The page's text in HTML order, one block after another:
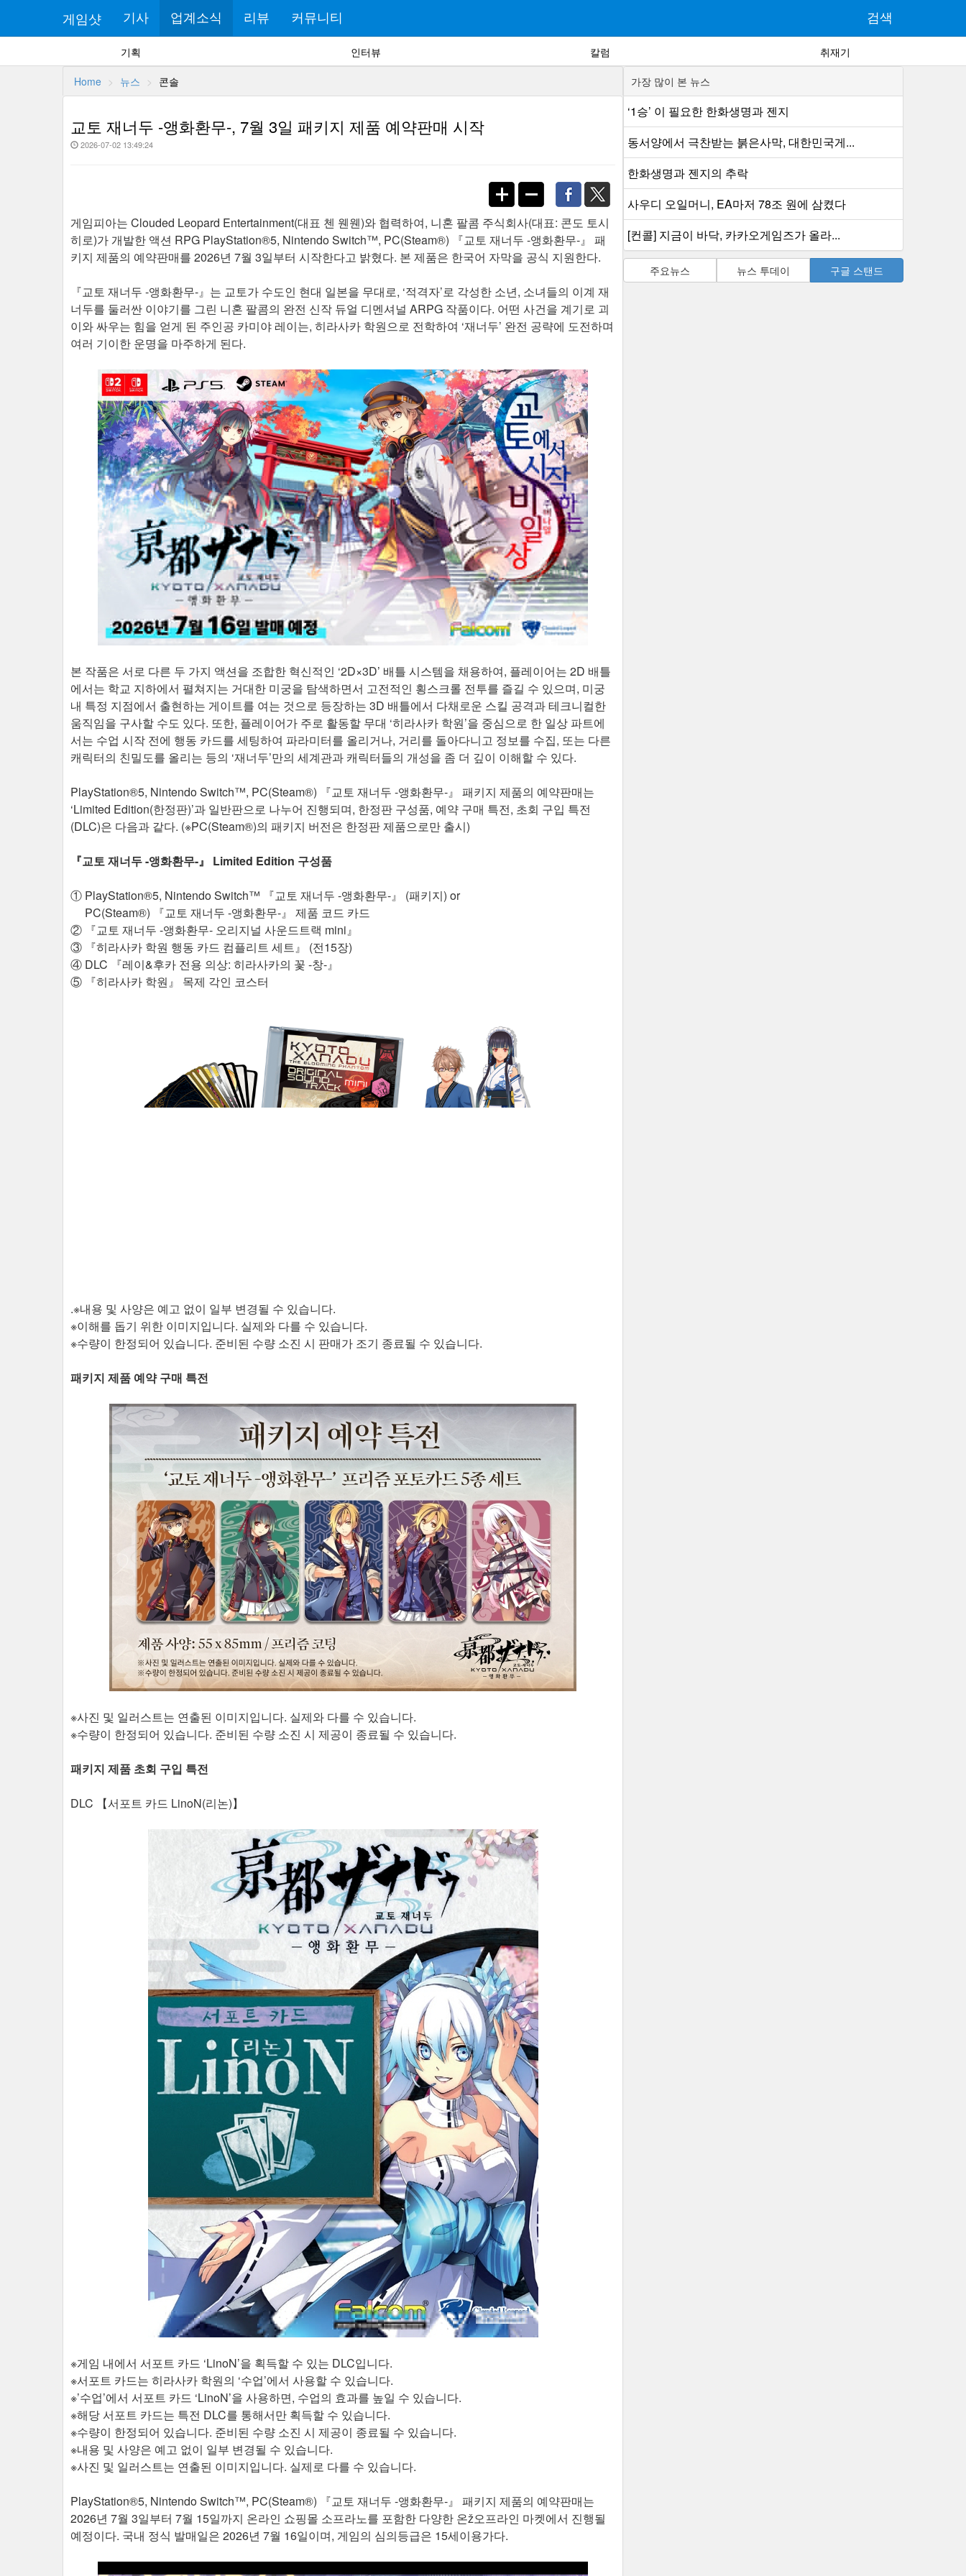
게임샷 기사 업계소식 리뷰 커뮤니티 검색
기획 인터뷰 칼럼 취재기
Home 뉴스 콘솔
교토 재너두 -앵화환무-, 7월 3일 패키지 제품 예약판매 시작
2026-07-02 13:49:24
게임피아는 Clouded Leopard Entertainment(대표 첸 웬웬)와 협력하여, 니혼 팔콤 주식회사(대표: 콘도 토시
히로)가 개발한 액션 RPG PlayStation®5, Nintendo Switch™, PC(Steam®) 『교토 재너두 -앵화환무-』 패
키지 제품의 예약판매를 2026년 7월 3일부터 시작한다고 밝혔다. 본 제품은 한국어 자막을 공식 지원한다.
『교토 재너두 -앵화환무-』는 교토가 수도인 현대 일본을 무대로, ‘적격자’로 각성한 소년, 소녀들의 이계 재
너두를 둘러싼 이야기를 그린 니혼 팔콤의 완전 신작 듀얼 디멘셔널 ARPG 작품이다. 어떤 사건을 계기로 괴
이와 싸우는 힘을 얻게 된 주인공 카미야 레이는, 히라사카 학원으로 전학하여 ‘재너두’ 완전 공략에 도전하며
여러 기이한 운명을 마주하게 된다.
​본 작품은 서로 다른 두 가지 액션을 조합한 혁신적인 ‘2D×3D’ 배틀 시스템을 채용하여, 플레이어는 2D 배틀
에서는 학교 지하에서 펼쳐지는 거대한 미궁을 탐색하면서 고전적인 횡스크롤 전투를 즐길 수 있으며, 미궁
내 특정 지점에서 출현하는 게이트를 여는 것으로 등장하는 3D 배틀에서 다채로운 스킬 공격과 테크니컬한
움직임을 구사할 수도 있다. 또한, 플레이어가 주로 활동할 무대 ‘히라사카 학원’을 중심으로 한 일상 파트에
서는 수업 시작 전에 행동 카드를 세팅하여 파라미터를 올리거나, 거리를 돌아다니고 정보를 수집, 또는 다른
캐릭터의 친밀도를 올리는 등의 ‘재너두’만의 세계관과 캐릭터들의 개성을 좀 더 깊이 이해할 수 있다.
PlayStation®5, Nintendo Switch™, PC(Steam®) 『교토 재너두 -앵화환무-』 패키지 제품의 예약판매는
‘Limited Edition(한정판)’과 일반판으로 나누어 진행되며, 한정판 구성품, 예약 구매 특전, 초회 구입 특전
(DLC)은 다음과 같다. (※PC(Steam®)의 패키지 버전은 한정판 제품으로만 출시)
『교토 재너두 -앵화환무-』 Limited Edition 구성품
① PlayStation®5, Nintendo Switch™ 『교토 재너두 -앵화환무-』 (패키지) or
PC(Steam®) 『교토 재너두 -앵화환무-』 제품 코드 카드
② 『교토 재너두 -앵화환무- 오리지널 사운드트랙 mini』
③ 『히라사카 학원 행동 카드 컴플리트 세트』 (전15장)
④ DLC 『레이&후카 전용 의상: 히라사카의 꽃 -창-』
⑤ 『히라사카 학원』 목제 각인 코스터
.※내용 및 사양은 예고 없이 일부 변경될 수 있습니다.
※이해를 돕기 위한 이미지입니다. 실제와 다를 수 있습니다.
※수량이 한정되어 있습니다. 준비된 수량 소진 시 판매가 조기 종료될 수 있습니다.
패키지 제품 예약 구매 특전
※사진 및 일러스트는 연출된 이미지입니다. 실제와 다를 수 있습니다.
※수량이 한정되어 있습니다. 준비된 수량 소진 시 제공이 종료될 수 있습니다.
패키지 제품 초회 구입 특전
DLC 【서포트 카드 LinoN(리논)】
※게임 내에서 서포트 카드 ‘LinoN’을 획득할 수 있는 DLC입니다.
※서포트 카드는 히라사카 학원의 ‘수업’에서 사용할 수 있습니다.
※’수업’에서 서포트 카드 ‘LinoN’을 사용하면, 수업의 효과를 높일 수 있습니다.
※해당 서포트 카드는 특전 DLC를 통해서만 획득할 수 있습니다.
※수량이 한정되어 있습니다. 준비된 수량 소진 시 제공이 종료될 수 있습니다.
※내용 및 사양은 예고 없이 일부 변경될 수 있습니다.
※사진 및 일러스트는 연출된 이미지입니다. 실제로 다를 수 있습니다.
PlayStation®5, Nintendo Switch™, PC(Steam®) 『교토 재너두 -앵화환무-』 패키지 제품의 예약판매는
2026년 7월 3일부터 7월 15일까지 온라인 쇼핑몰 소프라노를 포함한 다양한 온ž오프라인 마켓에서 진행될
예정이다. 국내 정식 발매일은 2026년 7월 16일이며, 게임의 심의등급은 15세이용가다.
가장 많이 본 뉴스
‘1승’ 이 필요한 한화생명과 젠지
동서양에서 극찬받는 붉은사막, 대한민국게...
한화생명과 젠지의 추락
사우디 오일머니, EA마저 78조 원에 삼켰다
[컨콜] 지금이 바닥, 카카오게임즈가 올라...
주요뉴스 뉴스 투데이 구글 스탠드